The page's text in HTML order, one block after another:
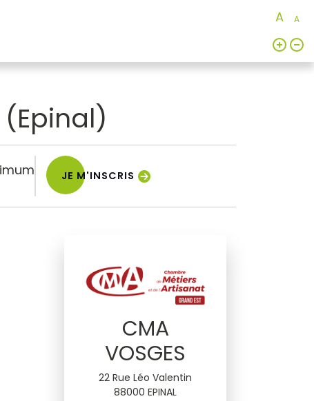
A A
JE M'INSCRIS
CMA
VOSGES
22 Rue Léo Valentin
88000 EPINAL